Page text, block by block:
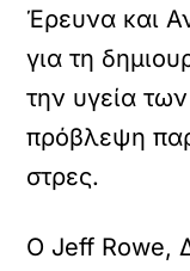
Έρευνα και
για τη
την υγεία
πρόβλεψη
στρες.
Ο Jeff Rowe,